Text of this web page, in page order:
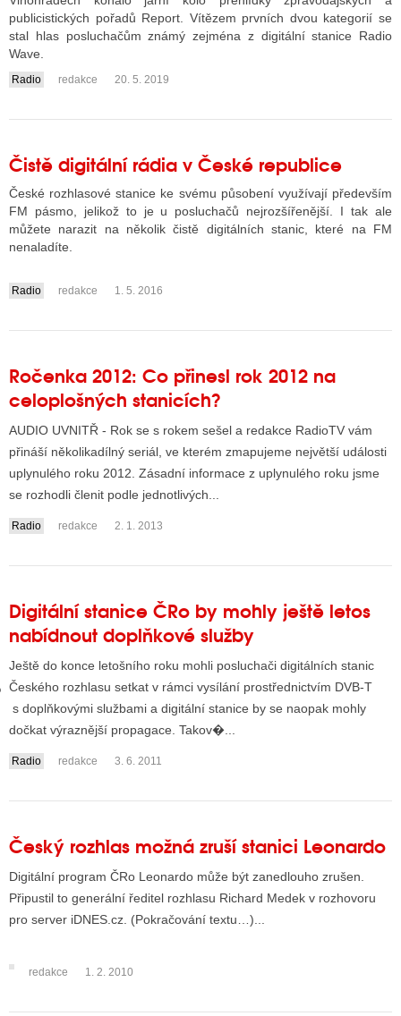
TELEVIZE
TELEVIZÍ
INTERNET
RÁDIA
STRÁNKY TV
TISK
STÁT BLOGEREM
BLOGERA
DISKUTÉRA NA RADIOTV
STARŠÍCH DISKUZÍ
publicistických pořadů Report. Vítězem prvních dvou kategorií se
stal hlas posluchačům známý zejména z digitální stanice Radio
Wave.
....
Radio redakce 20. 5. 2019
Čistě digitální rádia v České republice
České rozhlasové stanice ke svému působení využívají především
FM pásmo, jelikož to je u posluchačů nejrozšířenější. I tak ale
můžete narazit na několik čistě digitálních stanic, které na FM
nenaladíte.
....
Radio redakce 1. 5. 2016
Ročenka 2012: Co přinesl rok 2012 na
celoplošných stanicích?
AUDIO UVNITŘ - Rok se s rokem sešel a redakce RadioTV vám
přináší několikadílný seriál, ve kterém zmapujeme největší události
uplynulého roku 2012. Zásadní informace z uplynulého roku jsme
se rozhodli členit podle jednotlivých...
Radio redakce 2. 1. 2013
Digitální stanice ČRo by mohly ještě letos
nabídnout doplňkové služby
Ještě do konce letošního roku mohli posluchači digitálních stanic
Českého rozhlasu setkat v rámci vysílání prostřednictvím DVB-T
s doplňkovými službami a digitální stanice by se naopak mohly
dočkat výraznější propagace. Takov�...
Radio redakce 3. 6. 2011
Český rozhlas možná zruší stanici Leonardo
Digitální program ČRo Leonardo může být zanedlouho zrušen.
Připustil to generální ředitel rozhlasu Richard Medek v rozhovoru
pro server iDNES.cz. (Pokračování textu…)...
redakce 1. 2. 2010